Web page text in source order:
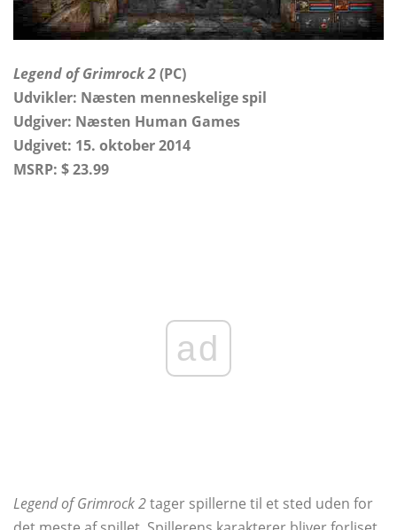
Legend of Grimrock 2(PC)
Udvikler: Næsten menneskelige spil
Udgiver: Næsten Human Games
Udgivet: 15. oktober 2014
MSRP: $ 23.99
ad
Legend of Grimrock 2tager spillerne til et sted uden for